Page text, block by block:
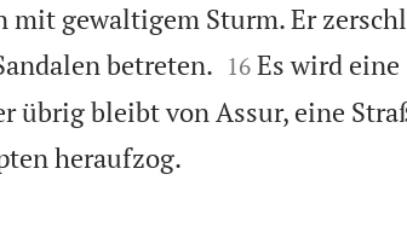
mit gewaltigem Sturm. Er
betreten.
16 Es wird
übrig bleibt von Assur, eine
heraufzog.